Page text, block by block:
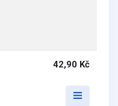
42,90 Kč